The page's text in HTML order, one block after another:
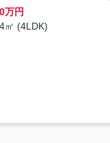
万円
㎡ (4LDK)